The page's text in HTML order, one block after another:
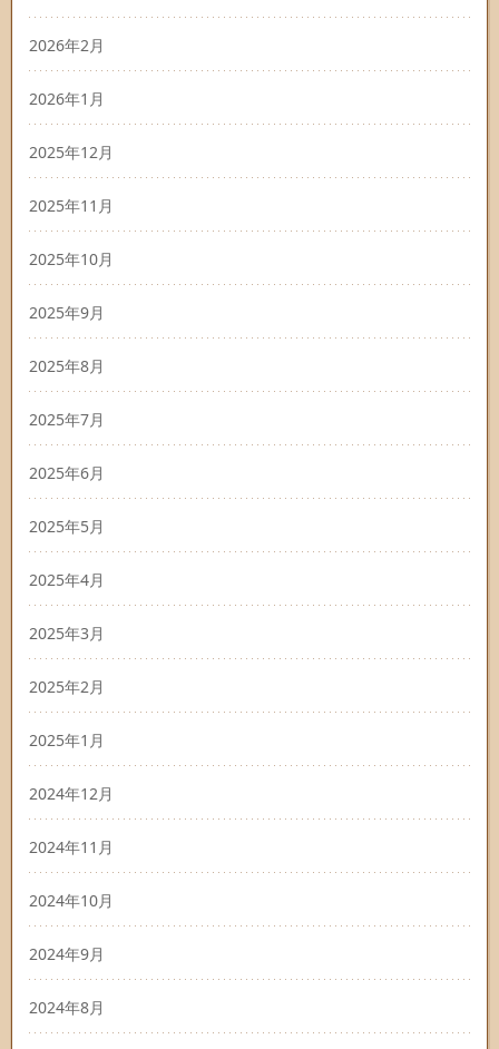
2026年2月
2026年1月
2025年12月
2025年11月
2025年10月
2025年9月
2025年8月
2025年7月
2025年6月
2025年5月
2025年4月
2025年3月
2025年2月
2025年1月
2024年12月
2024年11月
2024年10月
2024年9月
2024年8月